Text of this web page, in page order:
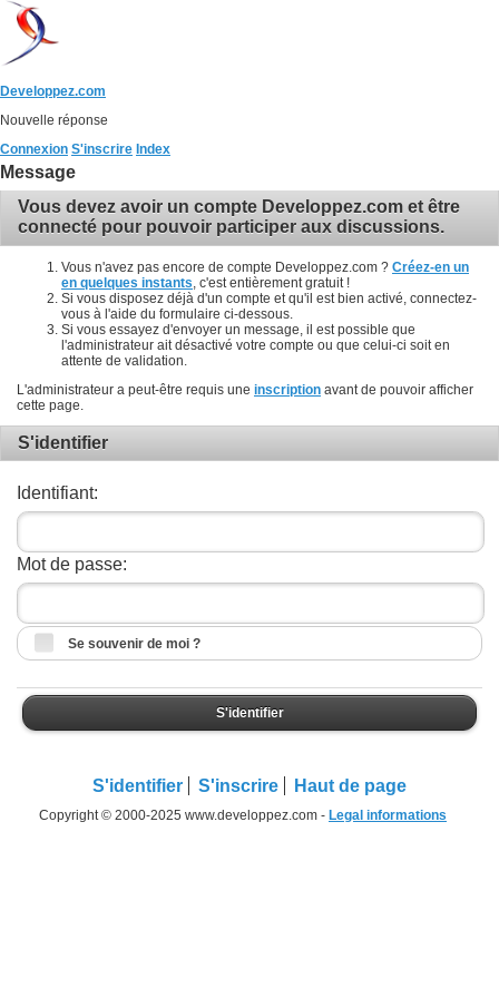
Developpez.com
Nouvelle réponse
Connexion S'inscrire Index
Message
Vous devez avoir un compte Developpez.com et être
connecté pour pouvoir participer aux discussions.
Vous n'avez pas encore de compte Developpez.com ? Créez-en un
en quelques instants , c'est entièrement gratuit !
Si vous disposez déjà d'un compte et qu'il est bien activé, connectez-
vous à l'aide du formulaire ci-dessous.
Si vous essayez d'envoyer un message, il est possible que
l'administrateur ait désactivé votre compte ou que celui-ci soit en
attente de validation.
L'administrateur a peut-être requis une inscription avant de pouvoir afficher
cette page.
S'identifier
Identifiant:
Mot de passe:
Se souvenir de moi ?
S'identifier
S'identifier S'inscrire Haut de page
Copyright © 2000-2025 www.developpez.com - Legal informations